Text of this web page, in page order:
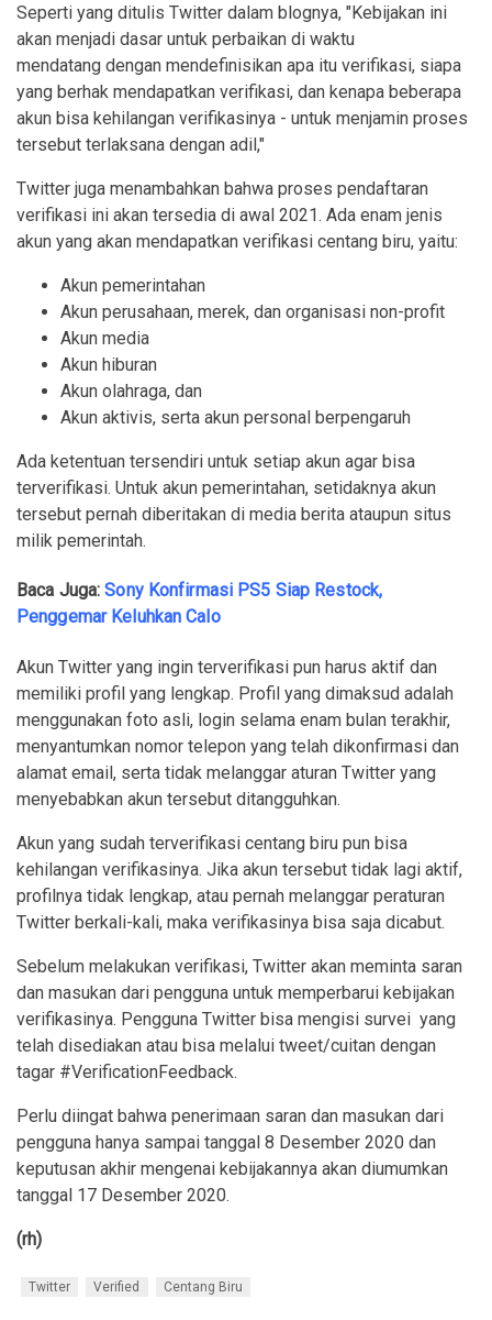
Seperti yang ditulis Twitter dalam blognya, "Kebijakan ini
akan menjadi dasar untuk perbaikan di waktu
mendatang dengan mendefinisikan apa itu verifikasi, siapa
yang berhak mendapatkan verifikasi, dan kenapa beberapa
akun bisa kehilangan verifikasinya - untuk menjamin proses
tersebut terlaksana dengan adil,"
Twitter juga menambahkan bahwa proses pendaftaran
verifikasi ini akan tersedia di awal 2021. Ada enam jenis
akun yang akan mendapatkan verifikasi centang biru, yaitu:
Akun pemerintahan
Akun perusahaan, merek, dan organisasi non-profit
Akun media
Akun hiburan
Akun olahraga, dan
Akun aktivis, serta akun personal berpengaruh
Ada ketentuan tersendiri untuk setiap akun agar bisa
terverifikasi. Untuk akun pemerintahan, setidaknya akun
tersebut pernah diberitakan di media berita ataupun situs
milik pemerintah.
Baca Juga:Sony Konfirmasi PS5 Siap Restock,
Penggemar Keluhkan Calo
Akun Twitter yang ingin terverifikasi pun harus aktif dan
memiliki profil yang lengkap. Profil yang dimaksud adalah
menggunakan foto asli, login selama enam bulan terakhir,
menyantumkan nomor telepon yang telah dikonfirmasi dan
alamat email, serta tidak melanggar aturan Twitter yang
menyebabkan akun tersebut ditangguhkan.
Akun yang sudah terverifikasi centang biru pun bisa
kehilangan verifikasinya. Jika akun tersebut tidak lagi aktif,
profilnya tidak lengkap, atau pernah melanggar peraturan
Twitter berkali-kali, maka verifikasinya bisa saja dicabut.
Sebelum melakukan verifikasi, Twitter akan meminta saran
dan masukan dari pengguna untuk memperbarui kebijakan
verifikasinya. Pengguna Twitter bisa mengisi survei yang
telah disediakan atau bisa melalui tweet/cuitan dengan
tagar #VerificationFeedback.
Perlu diingat bahwa penerimaan saran dan masukan dari
pengguna hanya sampai tanggal 8 Desember 2020 dan
keputusan akhir mengenai kebijakannya akan diumumkan
tanggal 17 Desember 2020.
(rh)
Twitter Verified Centang Biru